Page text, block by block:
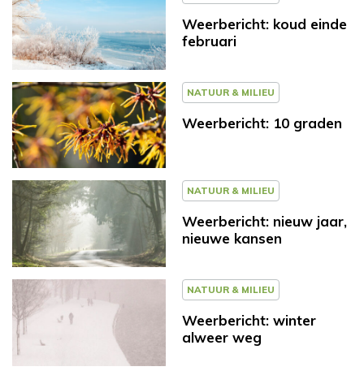
Weerbericht: koud einde
februari
NATUUR & MILIEU
Weerbericht: 10 graden
NATUUR & MILIEU
Weerbericht: nieuw jaar,
nieuwe kansen
NATUUR & MILIEU
Weerbericht: winter
alweer weg